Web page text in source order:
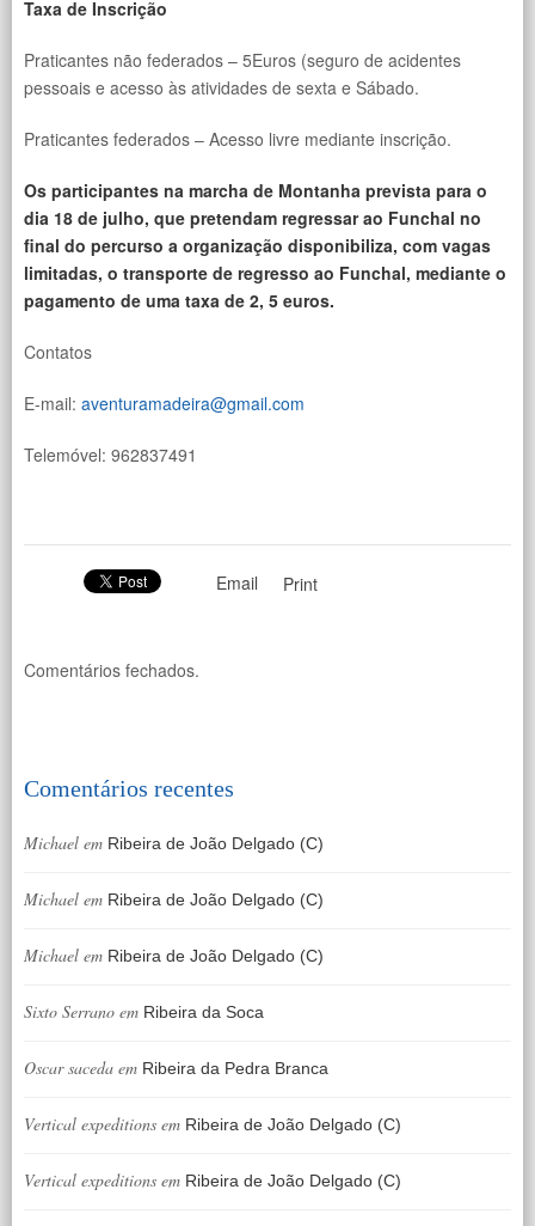
Taxa de Inscrição
Praticantes não federados – 5Euros (seguro de acidentes
pessoais e acesso às atividades de sexta e Sábado.
Praticantes federados – Acesso livre mediante inscrição.
Os participantes na marcha de Montanha prevista para o
dia 18 de julho, que pretendam regressar ao Funchal no
final do percurso a organização disponibiliza, com vagas
limitadas, o transporte de regresso ao Funchal, mediante o
pagamento de uma taxa de 2, 5 euros.
Contatos
E-mail: aventuramadeira@gmail.com
Telemóvel: 962837491
Email Print
Comentários fechados.
Comentários recentes
Michael em Ribeira de João Delgado (C)
Michael em Ribeira de João Delgado (C)
Michael em Ribeira de João Delgado (C)
Sixto Serrano em Ribeira da Soca
Oscar saceda em Ribeira da Pedra Branca
Vertical expeditions em Ribeira de João Delgado (C)
Vertical expeditions em Ribeira de João Delgado (C)